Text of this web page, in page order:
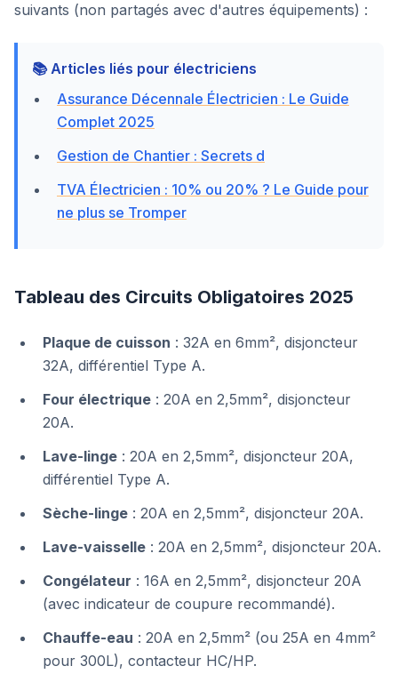
suivants (non partagés avec d'autres équipements) :
📚 Articles liés pour électriciens
Assurance Décennale Électricien : Le Guide
Complet 2025
Gestion de Chantier : Secrets d
TVA Électricien : 10% ou 20% ? Le Guide pour
ne plus se Tromper
Tableau des Circuits Obligatoires 2025
Plaque de cuisson : 32A en 6mm², disjoncteur
32A, différentiel Type A.
Four électrique : 20A en 2,5mm², disjoncteur
20A.
Lave-linge : 20A en 2,5mm², disjoncteur 20A,
différentiel Type A.
Sèche-linge : 20A en 2,5mm², disjoncteur 20A.
Lave-vaisselle : 20A en 2,5mm², disjoncteur 20A.
Congélateur : 16A en 2,5mm², disjoncteur 20A
(avec indicateur de coupure recommandé).
Chauffe-eau : 20A en 2,5mm² (ou 25A en 4mm²
pour 300L), contacteur HC/HP.